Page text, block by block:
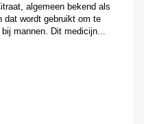
algemeen bekend als
dat wordt gebruikt om te
mannen. Dit medicijn...